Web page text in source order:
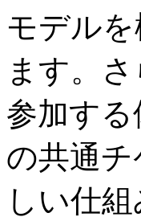
モデル
ます。
参加す
の共通
しい仕